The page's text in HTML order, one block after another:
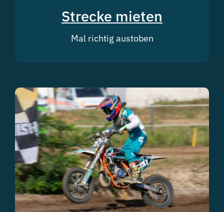
Strecke mieten
Mal richtig austoben